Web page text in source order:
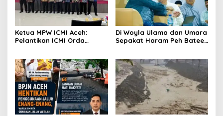
Ketua MPW ICMI Aceh:
Pelantikan ICMI Orda
Umat dan Memajukan
Sabang
Di Woyla Ulama dan Umara
Sepakat Haram Peh Batee